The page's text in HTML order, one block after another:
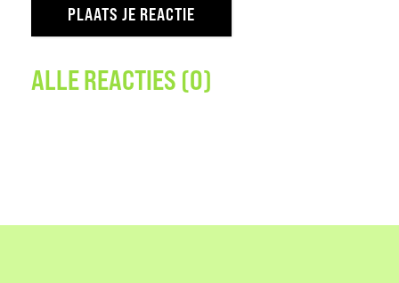
ALLE REACTIES (0)